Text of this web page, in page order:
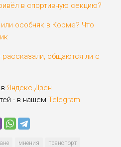
в спортивную секцию?
особняк в Корме? Что
общаются ли с
Яндекс.Дзен
- в нашем Telegram
мнения транспорт